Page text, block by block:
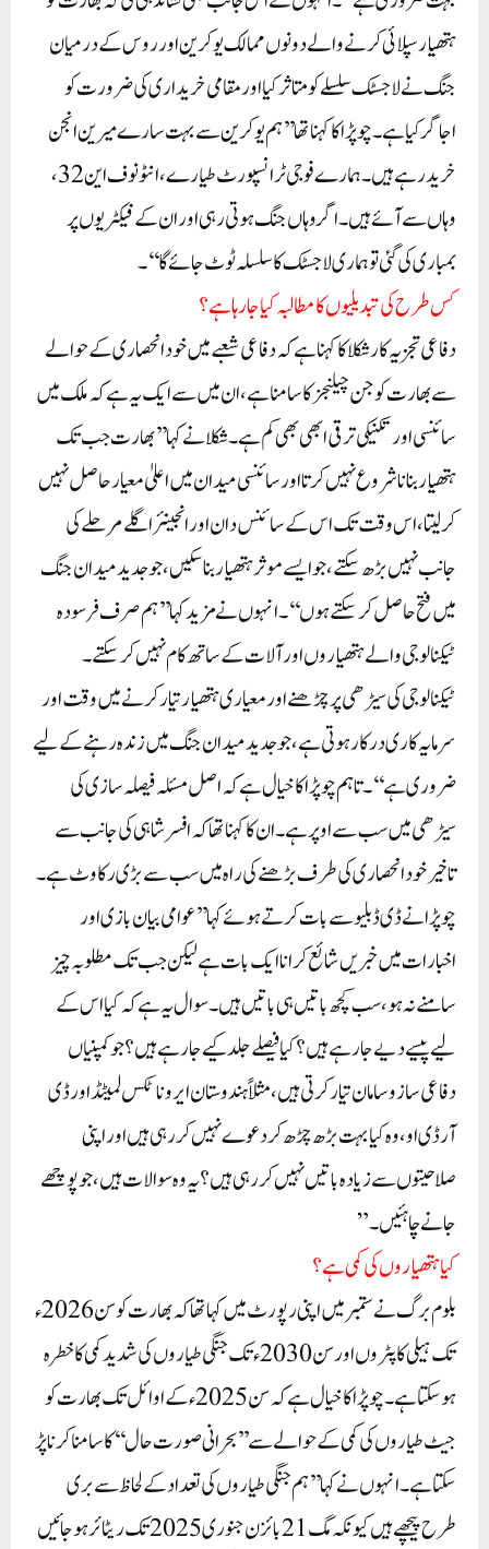
ہتھیار سپلائی کرنے والے دونوں ممالک یوکرین اور روس کے درمیان
جنگ نے لاجسٹک سلسلے کو متاثر کیا اور مقامی خریداری کی ضرورت کو
اجاگر کیا ہے۔چوپڑا کا کہنا تھا’’ہم یوکرین سے بہت سارے میرین انجن
خرید رہے ہیں۔ ہمارے فوجی ٹرانسپورٹ طیارے، انٹونوف این 32،
وہاں سے آئے ہیں۔ اگر وہاں جنگ ہوتی رہی اور ان کے فیکٹریوں پر
بمباری کی گئی تو ہماری لاجسٹک کا سلسلہ ٹوٹ جائے گا‘‘۔
کس طرح کی تبدیلیوں کا مطالبہ کیا جا رہا ہے؟
دفاعی تجزیہ کار شکلا کا کہنا ہے کہ دفاعی شعبے میں خود انحصاری کے حوالے
سے بھارت کو جن چیلنجز کا سامنا ہے، ان میں سے ایک یہ ہے کہ ملک میں
سائنسی اور تکنیکی ترقی ابھی بھی کم ہے۔شکلا نے کہا’’بھارت جب تک
ہتھیار بنانا شروع نہیں کرتا اور سائنسی میدان میں اعلیٰ معیار حاصل نہیں
کر لیتا، اس وقت تک اس کے سائنس دان اور انجینئر اگلے مرحلے کی
جانب نہیں بڑھ سکتے، جو ایسے موثر ہتھیار بنا سکیں، جو جدید میدان جنگ
میں فتح حاصل کر سکتے ہوں‘‘۔انہوں نے مزید کہا’’ہم صرف فرسودہ
ٹیکنالوجی والے ہتھیاروں اور آلات کے ساتھ کام نہیں کر سکتے۔
ٹیکنالوجی کی سیڑھی پر چڑھنے اور معیاری ہتھیار تیار کرنے میں وقت اور
سرمایہ کاری درکار ہوتی ہے، جو جدید میدان جنگ میں زندہ رہنے کے لیے
ضروری ہے‘‘۔تاہم چوپڑا کا خیال ہے کہ اصل مسئلہ فیصلہ سازی کی
سیڑھی میں سب سے اوپر ہے۔ ان کا کہنا تھا کہ افسر شاہی کی جانب سے
تاخیر خود انحصاری کی طرف بڑھنے کی راہ میں سب سے بڑی رکاوٹ ہے۔
چوپڑا نے ڈی ڈبلیو سے بات کرتے ہوئے کہا’’عوامی بیان بازی اور
اخبارات میں خبریں شائع کرانا ایک بات ہے لیکن جب تک مطلوبہ چیز
سامنے نہ ہو، سب کچھ باتیں ہی باتیں ہیں۔ سوال یہ ہے کہ کیا اس کے
لیے پیسے دیے جارہے ہیں؟ کیا فیصلے جلد کیے جا رہے ہیں؟ جو کمپنیاں
دفاعی ساز وسامان تیار کرتی ہیں، مثلاً ہندوستان ایروناٹکس لمیٹڈ اور ڈی
آر ڈی او، وہ کیا بہت بڑھ چڑھ کر دعوے نہیں کر رہی ہیں اور اپنی
صلاحیتوں سے زیادہ باتیں نہیں کر رہی ہیں؟ یہ وہ سوالات ہیں، جو پوچھے
جانے چاہئیں۔”
کیا ہتھیاروں کی کمی ہے؟
بلوم برگ نے ستمبر میں اپنی رپورٹ میں کہا تھا کہ بھارت کو سن 2026ء
تک ہیلی کاپٹروں اور سن 2030ء تک جنگی طیاروں کی شدید کمی کا خطرہ
ہو سکتا ہے۔ چوپڑا کا خیال ہے کہ سن 2025ء کے اوائل تک بھارت کو
جیٹ طیاروں کی کمی کے حوالے سے ’’بحرانی صورت حال‘‘ کا سامنا کرنا پڑ
سکتا ہے۔انہوں نے کہا’’ہم جنگی طیاروں کی تعداد کے لحاظ سے بری
طرح پیچھے ہیں کیونکہ مگ 21 بائزن جنوری 2025 تک ریٹائر ہو جائیں